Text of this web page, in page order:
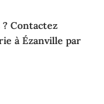
Contactez
à Ézanville par